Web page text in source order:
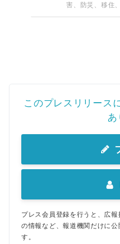
害、防災、移住
このプレスリリース
あ
プレス会員登録を行うと、広
の情報など、報道機関だけに
す。